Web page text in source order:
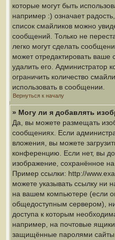
которые могут быть
например :) означает
список смайликов можно
сообщений. Только не
легко могут сделать
может отредактировать
удалить его. Администратор
ограничить количество
использовать в сообщении.
Вернуться к началу
» Могу ли я добавлять
Да, вы можете размещать
сообщениях. Если
вложения, вы можете
конференцию. Если нет, вы
изображение, сохранённое
Пример ссылки: http://
можете указывать ссылку ни
на вашем компьютере (если
общедоступным сервером),
доступа к которым
например, на почтовые
защищённые паролями сайты